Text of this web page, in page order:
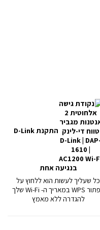
התקנת D-Link
בנגיעה אחת
כל שעליך לעשות הוא ללחוץ על
כפתור WPS במאריך ה- Wi-Fi שלך
להגדרה ללא מאמץ